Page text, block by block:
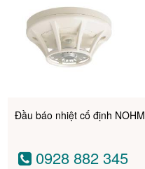
Đầu báo nhiệt cố định
0928 882 345